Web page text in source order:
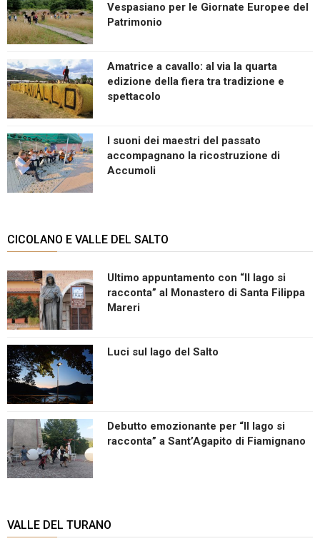
Vespasiano per le Giornate Europee del
Patrimonio
Amatrice a cavallo: al via la quarta
edizione della fiera tra tradizione e
spettacolo
I suoni dei maestri del passato
accompagnano la ricostruzione di
Accumoli
CICOLANO E VALLE DEL SALTO
Ultimo appuntamento con “Il lago si
racconta” al Monastero di Santa Filippa
Mareri
Luci sul lago del Salto
Debutto emozionante per “Il lago si
racconta” a Sant’Agapito di Fiamignano
VALLE DEL TURANO